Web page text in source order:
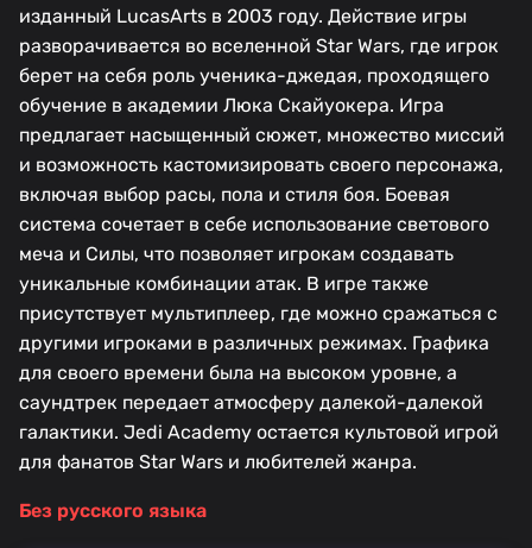
изданный LucasArts в 2003 году. Действие игры
разворачивается во вселенной Star Wars, где игрок
берет на себя роль ученика-джедая, проходящего
обучение в академии Люка Скайуокера. Игра
предлагает насыщенный сюжет, множество миссий
и возможность кастомизировать своего персонажа,
включая выбор расы, пола и стиля боя. Боевая
система сочетает в себе использование светового
меча и Силы, что позволяет игрокам создавать
уникальные комбинации атак. В игре также
присутствует мультиплеер, где можно сражаться с
другими игроками в различных режимах. Графика
для своего времени была на высоком уровне, а
саундтрек передает атмосферу далекой-далекой
галактики. Jedi Academy остается культовой игрой
для фанатов Star Wars и любителей жанра.
Без русского языка